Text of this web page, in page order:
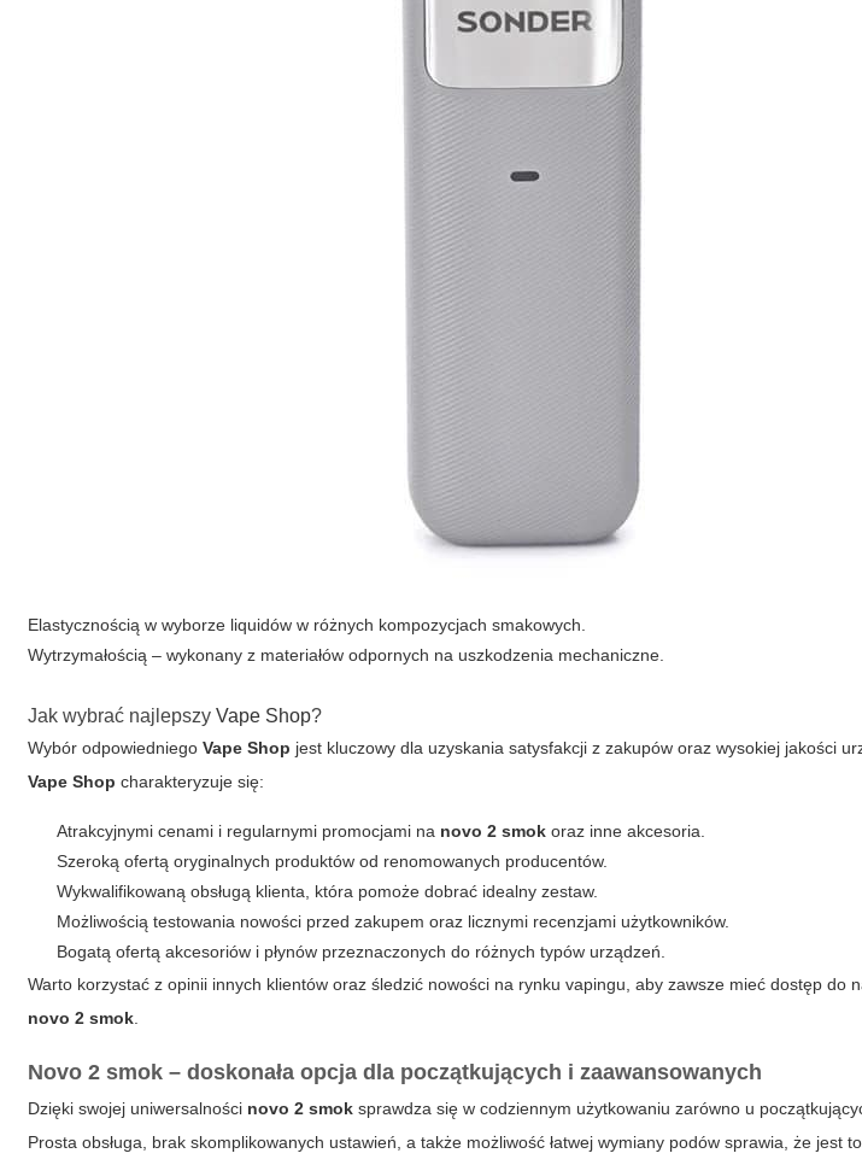
Elastycznością w wyborze liquidów w różnych kompozycjach smakowych.
Wytrzymałością – wykonany z materiałów odpornych na uszkodzenia mechaniczne.
Jak wybrać najlepszyVape Shop?
Wybór odpowiedniegoVape Shop jest kluczowy dla uzyskania satysfakcji z zakupów oraz wysokiej jakości
Vape Shop charakteryzuje się:
Atrakcyjnymi cenami i regularnymi promocjami na novo 2 smok oraz inne akcesoria.
Szeroką ofertą oryginalnych produktów od renomowanych producentów.
Wykwalifikowaną obsługą klienta, która pomoże dobrać idealny zestaw.
Możliwością testowania nowości przed zakupem oraz licznymi recenzjami użytkowników.
Bogatą ofertą akcesoriów i płynów przeznaczonych do różnych typów urządzeń.
Warto korzystać z opinii innych klientów oraz śledzić nowości na rynku vapingu, aby zawsze mieć dostęp do
novo 2 smok
Novo 2 smok – doskonała opcja dla początkujących i zaawansowanych
Dzięki swojej uniwersalności novo 2 smok sprawdza się w codziennym użytkowaniu zarówno u
Prosta obsługa, brak skomplikowanych ustawień, a także możliwość łatwej wymiany podów sprawia, że jest